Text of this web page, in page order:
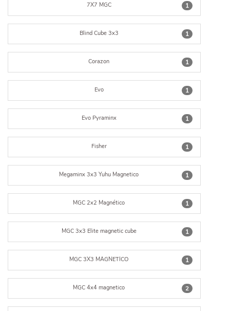
1
7X7 MGC
1
Blind Cube 3x3
1
Corazon
1
Evo
1
Evo Pyraminx
1
Fisher
1
Megaminx 3x3 Yuhu Magnetico
1
MGC 2x2 Magnético
1
MGC 3x3 Elite magnetic cube
1
MGC 3X3 MAGNETICO
2
MGC 4x4 magnetico